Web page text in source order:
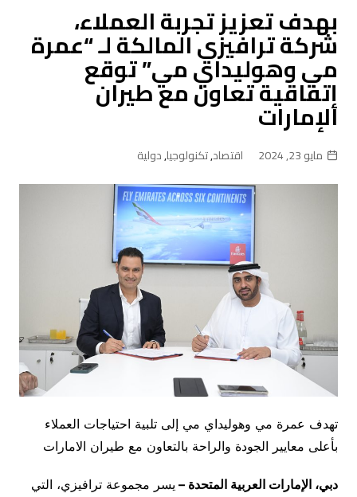
بهدف تعزيز تجربة العملاء،
شركة ترافيزي المالكة لـ “عمرة
مي وهوليداي مي” توقع
إتفاقية تعاون مع طيران
الإمارات
مايو 23, 2024 اقتصاد,تكنولوجيا,دولية
تهدف عمرة مي وهوليداي مي إلى تلبية احتياجات العملاء
بأعلى معايير الجودة والراحة بالتعاون مع طيران الامارات
دبي، الإمارات العربية المتحدة – يسر مجموعة ترافيزي، التي